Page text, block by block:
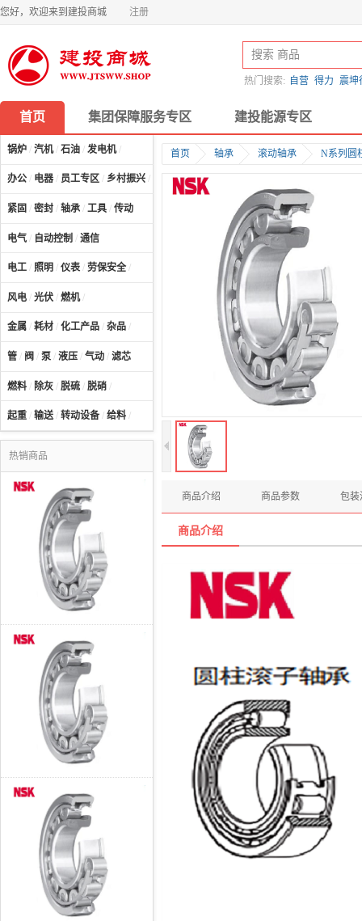
您好，欢迎来到建投商城 注册
热门搜索: 自营 得力 震坤
首页 集团保障服务专区 建投能源专区
锅炉 / 汽机/ 石油 / 发电机/
办公 / 电器 / 员工专区 / 乡村振兴 / 计算机及配件
紧固 / 密封 / 轴承 / 工具 / 传动
电气 / 自动控制 / 通信
电工 / 照明 / 仪表 / 劳保安全 /
风电 / 光伏 / 燃机/
金属 / 耗材 / 化工产品 / 杂品 /
管 / 阀 / 泵 / 液压 / 气动 / 滤芯
燃料 / 除灰 / 脱硫 / 脱硝 /
起重 / 输送/ 转动设备 / 给料 /
热销商品
首页 轴承 滚动轴承 N系列圆
商品介绍 商品参数 包装
商品介绍